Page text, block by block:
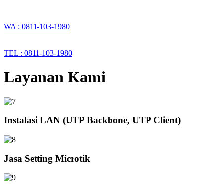
WA : 0811-103-1980
TEL : 0811-103-1980
Layanan Kami
Instalasi LAN (UTP Backbone, UTP Client)
Jasa Setting Microtik